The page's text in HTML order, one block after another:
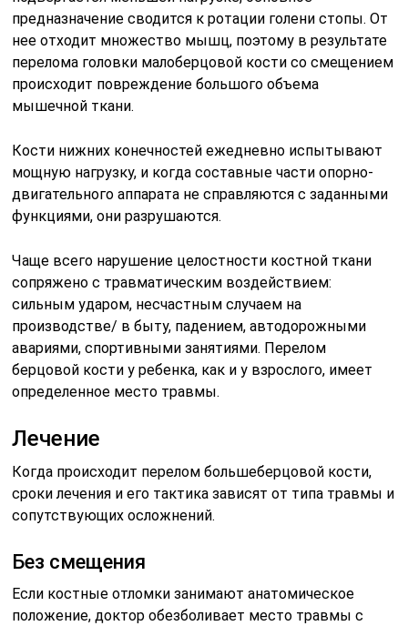
предназначение сводится к ротации голени стопы. От
нее отходит множество мышц, поэтому в результате
перелома головки малоберцовой кости со смещением
происходит повреждение большого объема
мышечной ткани.
Кости нижних конечностей ежедневно испытывают
мощную нагрузку, и когда составные части опорно-
двигательного аппарата не справляются с заданными
функциями, они разрушаются.
Чаще всего нарушение целостности костной ткани
сопряжено с травматическим воздействием:
сильным ударом, несчастным случаем на
производстве/ в быту, падением, автодорожными
авариями, спортивными занятиями. Перелом
берцовой кости у ребенка, как и у взрослого, имеет
определенное место травмы.
Лечение
Когда происходит перелом большеберцовой кости,
сроки лечения и его тактика зависят от типа травмы и
сопутствующих осложнений.
Без смещения
Если костные отломки занимают анатомическое
положение, доктор обезболивает место травмы с